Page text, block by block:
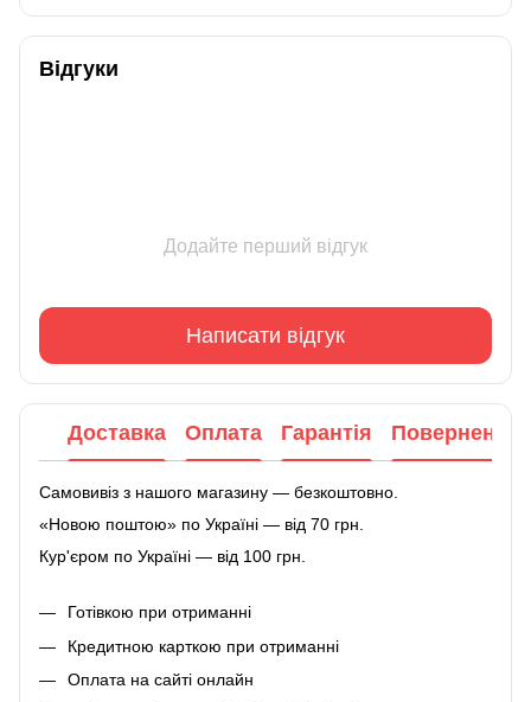
Відгуки
Додайте перший відгук
Написати відгук
Доставка Оплата Гарантія Повернення
Самовивіз з нашого магазину — безкоштовно.
«Новою поштою» по Україні — від 70 грн.
Кур'єром по Україні — від 100 грн.
Готівкою при отриманні
Кредитною карткою при отриманні
Оплата на сайті онлайн